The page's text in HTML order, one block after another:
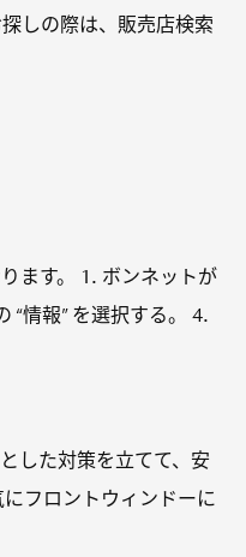
しの際は、販売店検索
ます。 1. ボンネットが
“情報” を選択する。 4.
した対策を立てて、安
フロントウィンドーに